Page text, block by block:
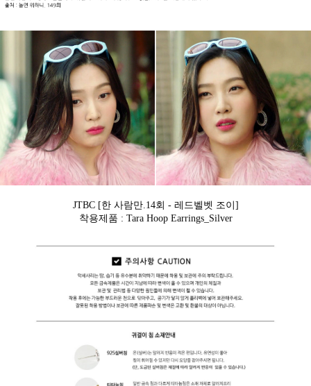
JTBC [한 사람만.14회 - 레드벨벳 조이]
착용제품 : Tara Hoop Earrings_Silver